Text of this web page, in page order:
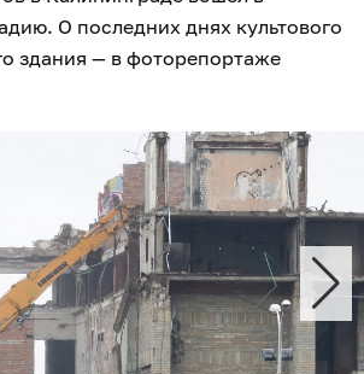
О последних днях культового
здания — в фоторепортаже